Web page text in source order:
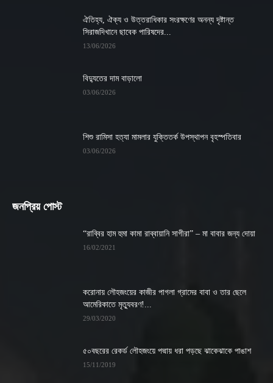
ঐতিহ্য, ঐক্য ও উত্তরাধিকার সংরক্ষণের অনন্য দৃষ্টান্ত
সিরাজদিখানে ছাবেক পারিষদের...
13/06/2026
বিদ্যুতের দাম বাড়ালো
03/06/2026
শিশু রামিসা হত্যা মামলার যুক্তিতর্ক উপস্থাপন বৃহস্পতিবার
03/06/2026
জনপ্রিয় পোস্ট
“রাব্বির হাম হুমা কামা রাব্বায়ানি সাগীরা” – মা বাবার জন্য দোয়া
16/02/2021
করোনায় লৌহজংয়ের কাজীর পাগলা গ্রামের বাবা ও তার ছেলে
আমেরিকাতে মৃত্যুবরণ!...
29/03/2020
৫০বছরের রেকর্ড লৌহজংয়ে পদ্মায় ধরা পড়ছে ঝাকেঝাকে পাঙাশ
15/11/2019